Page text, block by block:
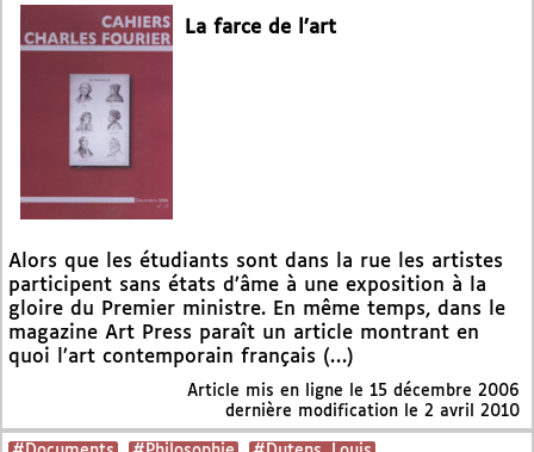
La farce de l’art
Alors que les étudiants sont dans la rue les artistes
participent sans états d’âme à une exposition à la
gloire du Premier ministre. En même temps, dans le
magazine Art Press paraît un article montrant en
quoi l’art contemporain français (…)
Article mis en ligne le 15 décembre 2006
dernière modification le 2 avril 2010